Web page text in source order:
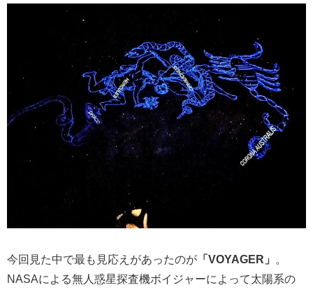
今回見た中で最も見応えがあったのが 「VOYAGER」
。
NASAによる無人惑星探査機ボイジャーによって太陽系の